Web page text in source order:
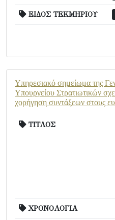
ΕΙΔΟΣ ΤΕΚΜΗΡΙΟΥ
Υπηρεσιακό σημείωμα της
Υπουργείου Στρατιωτικών
χορήγηση συντάξεων στους
ΤΙΤΛΟΣ
ΧΡΟΝΟΛΟΓΙΑ